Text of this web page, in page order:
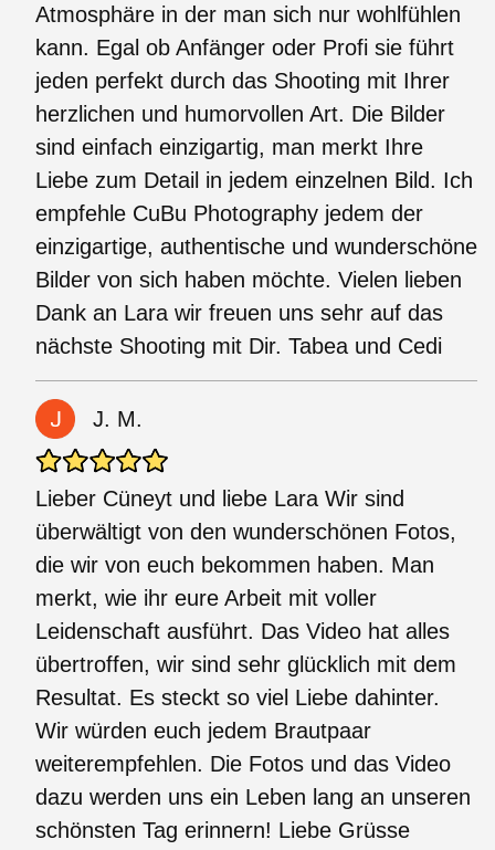
Atmosphäre in der man sich nur wohlfühlen
kann. Egal ob Anfänger oder Profi sie führt
jeden perfekt durch das Shooting mit Ihrer
herzlichen und humorvollen Art. Die Bilder
sind einfach einzigartig, man merkt Ihre
Liebe zum Detail in jedem einzelnen Bild. Ich
empfehle CuBu Photography jedem der
einzigartige, authentische und wunderschöne
Bilder von sich haben möchte. Vielen lieben
Dank an Lara wir freuen uns sehr auf das
nächste Shooting mit Dir. Tabea und Cedi
J. M.
Lieber Cüneyt und liebe Lara Wir sind
überwältigt von den wunderschönen Fotos,
die wir von euch bekommen haben. Man
merkt, wie ihr eure Arbeit mit voller
Leidenschaft ausführt. Das Video hat alles
übertroffen, wir sind sehr glücklich mit dem
Resultat. Es steckt so viel Liebe dahinter.
Wir würden euch jedem Brautpaar
weiterempfehlen. Die Fotos und das Video
dazu werden uns ein Leben lang an unseren
schönsten Tag erinnern! Liebe Grüsse